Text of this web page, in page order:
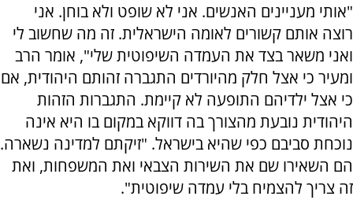
"אותי מעניינים האנשים. אני לא שופט ולא בוחן. אני
רוצה אותם קשורים לאומה הישראלית. זה מה שחשוב לי
ואני משאר בצד את העמדה השיפוטית שלי", אומר הרב
ומעיר כי אצל חלק מהיורדים התגברה זהותם היהודית, אם
כי אצל ילדיהם התופעה לא קיימת. התגברות הזהות
היהודית נובעת מהצורך בה דווקא במקום בו היא אינה
נוכחת סביבם כפי שהיא בישראל. "זיקתם למדינה נשארה.
הם השאירו שם את השירות הצבאי ואת המשפחות, ואת
זה צריך להצמיח בלי עמדה שיפוטית".